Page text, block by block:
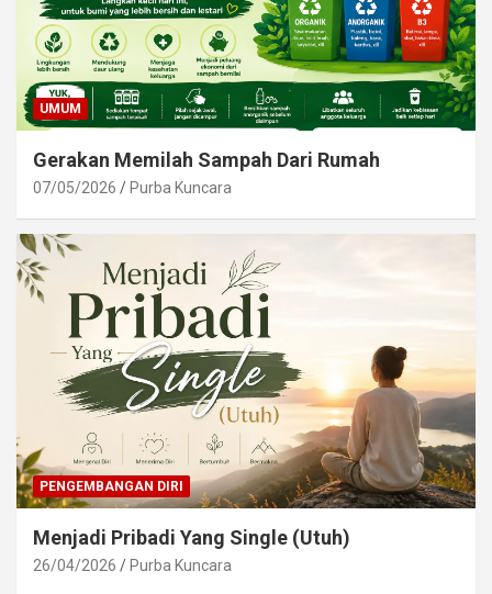
UMUM
Gerakan Memilah Sampah Dari Rumah
07/05/2026 Purba Kuncara
PENGEMBANGAN DIRI
Menjadi Pribadi Yang Single (Utuh)
26/04/2026 Purba Kuncara